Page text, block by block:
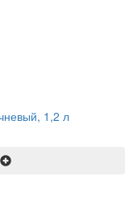
1,2 л